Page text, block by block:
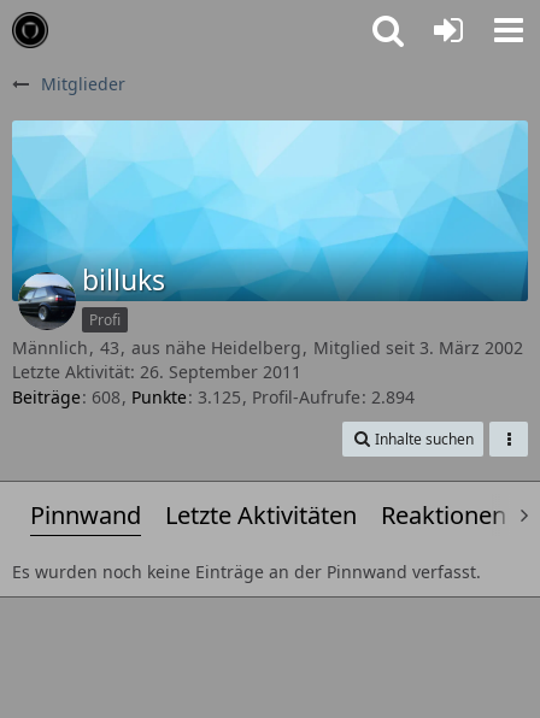
Mitglieder
billuks
Profi
Männlich 43 aus nähe Heidelberg
Mitglied seit 3. März 2002
Letzte Aktivität: 26. September 2011
Beiträge 608 Punkte 3.125 Profil-Aufrufe 2.894
Inhalte suchen
Pinnwand Letzte Aktivitäten Reaktionen
Es wurden noch keine Einträge an der Pinnwand verfasst.